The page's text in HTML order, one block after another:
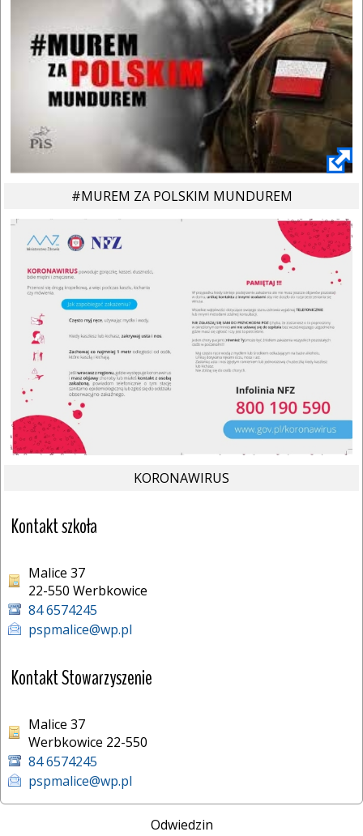
#MUREM ZA POLSKIM MUNDUREM
KORONAWIRUS
Kontakt szkoła
Malice 37
22-550 Werbkowice
84 6574245
pspmalice@wp.pl
Kontakt Stowarzyszenie
Malice 37
Werbkowice 22-550
84 6574245
pspmalice@wp.pl
Odwiedzin